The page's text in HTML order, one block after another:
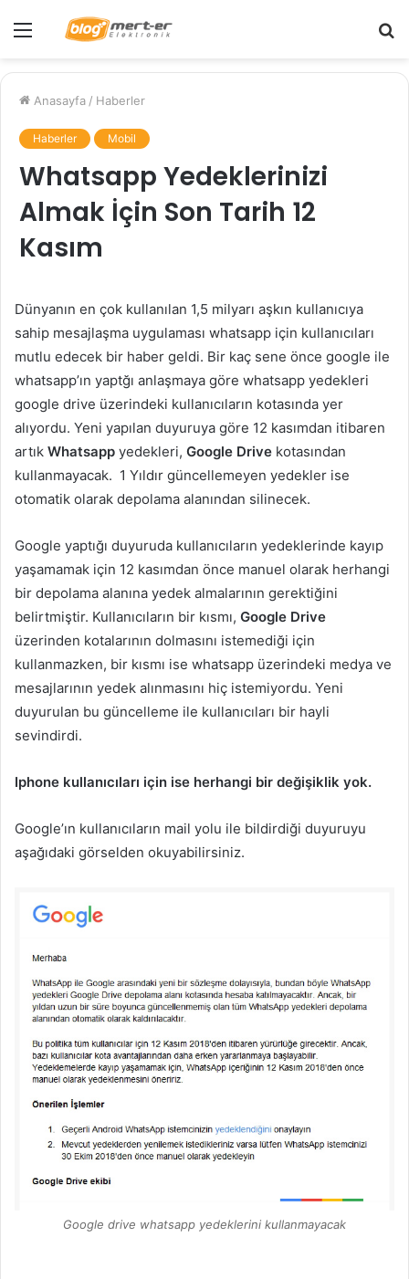
Menü
Anasayfa / Haberler
Haberler Mobil
Whatsapp Yedeklerinizi
Almak İçin Son Tarih 12
Kasım
Dünyanın en çok kullanılan 1,5 milyarı aşkın kullanıcıya
sahip mesajlaşma uygulaması whatsapp için kullanıcıları
mutlu edecek bir haber geldi. Bir kaç sene önce google ile
whatsapp’ın yaptğı anlaşmaya göre whatsapp yedekleri
google drive üzerindeki kullanıcıların kotasında yer
alıyordu. Yeni yapılan duyuruya göre 12 kasımdan itibaren
artık Whatsapp yedekleri, Google Drive kotasından
kullanmayacak. 1 Yıldır güncellemeyen yedekler ise
otomatik olarak depolama alanından silinecek.
Google yaptığı duyuruda kullanıcıların yedeklerinde kayıp
yaşamamak için 12 kasımdan önce manuel olarak herhangi
bir depolama alanına yedek almalarının gerektiğini
belirtmiştir. Kullanıcıların bir kısmı, Google Drive
üzerinden kotalarının dolmasını istemediği için
kullanmazken, bir kısmı ise whatsapp üzerindeki medya ve
mesajlarının yedek alınmasını hiç istemiyordu. Yeni
duyurulan bu güncelleme ile kullanıcıları bir hayli
sevindirdi.
Iphone kullanıcıları için ise herhangi bir değişiklik yok.
Google’ın kullanıcıların mail yolu ile bildirdiği duyuruyu
aşağıdaki görselden okuyabilirsiniz.
Google drive whatsapp yedeklerini kullanmayacak